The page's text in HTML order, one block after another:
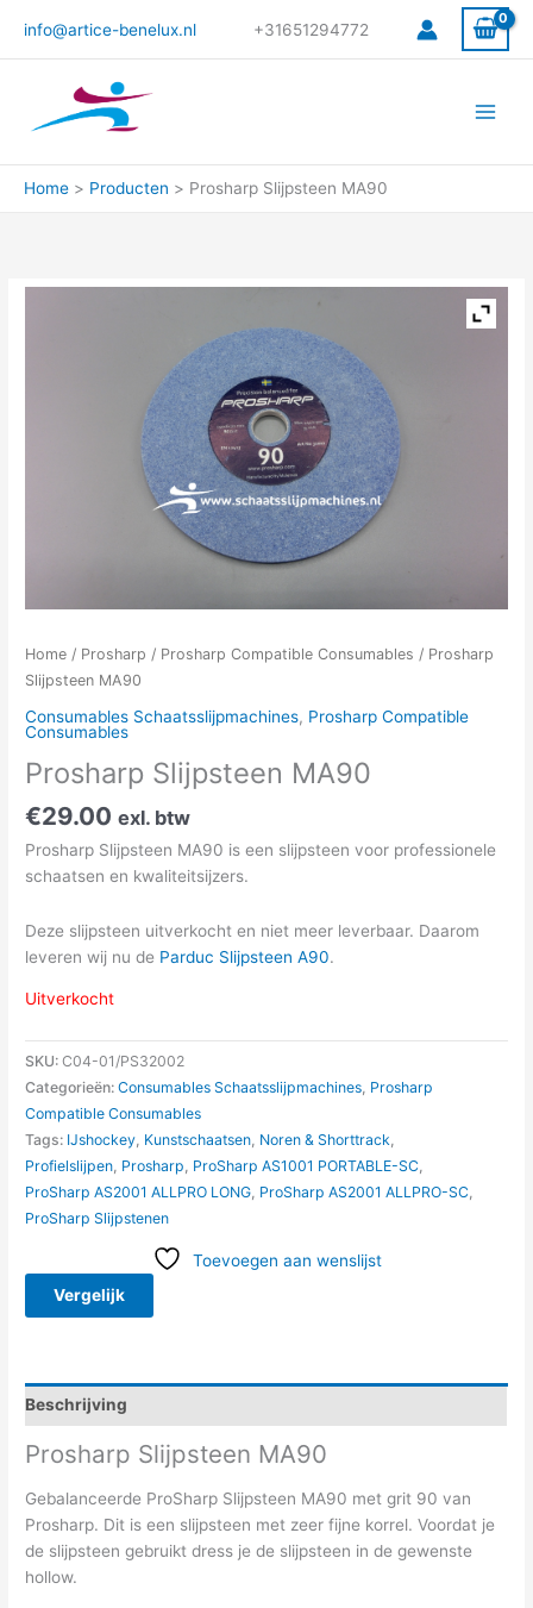
naar
de
info@artice-benelux.nl +31651294772
Home Producten Prosharp Slijpsteen MA90
Home / Prosharp / Prosharp Compatible Consumables / Prosharp
Slijpsteen MA90
Consumables Schaatsslijpmachines, Prosharp Compatible
Consumables
Prosharp Slijpsteen MA90
€29.00 exl. btw
Prosharp Slijpsteen MA90 is een slijpsteen voor professionele
schaatsen en kwaliteitsijzers.
Deze slijpsteen uitverkocht en niet meer leverbaar. Daarom
leveren wij nu de Parduc Slijpsteen A90.
Uitverkocht
SKU:C04-01/PS32002
Categorieën:Consumables Schaatsslijpmachines, Prosharp
Compatible Consumables
Tags: IJshockey, Kunstschaatsen, Noren & Shorttrack,
Profielslijpen, Prosharp, ProSharp AS1001 PORTABLE-SC,
ProSharp AS2001 ALLPRO LONG, ProSharp AS2001 ALLPRO-SC,
ProSharp Slijpstenen
Toevoegen aan wenslijst
Vergelijk
Beschrijving
Prosharp Slijpsteen MA90
Gebalanceerde ProSharp Slijpsteen MA90 met grit 90 van
Prosharp. Dit is een slijpsteen met zeer fijne korrel. Voordat je
de slijpsteen gebruikt dress je de slijpsteen in de gewenste
hollow.